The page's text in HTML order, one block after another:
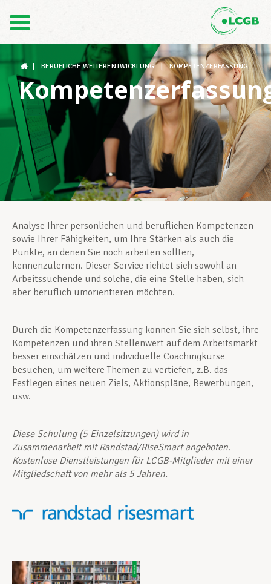
FR
DE
Der LCGB
Gewerkschaftsstrukturen
Unterstützung im Arbeitsalltag
Ihre Rechte
Berufliche Weiterentwicklung
Aktuell
BERUFLICHE WEITERENTWICKLUNG | KOMPETENZERFASSUNG
Analyse Ihrer persönlichen und beruflichen Kompetenzen
sowie Ihrer Fähigkeiten, um Ihre Stärken als auch die
Punkte, an denen Sie noch arbeiten sollten,
kennenzulernen. Dieser Service richtet sich sowohl an
Arbeitssuchende und solche, die eine Stelle haben, sich
aber beruflich umorientieren möchten.
Durch die Kompetenzerfassung können Sie sich selbst, ihre
Kompetenzen und ihren Stellenwert auf dem Arbeitsmarkt
besser einschätzen und individuelle Coachingkurse
besuchen, um weitere Themen zu vertiefen, z.B. das
Festlegen eines neuen Ziels, Aktionspläne, Bewerbungen,
usw.
Diese Schulung (5 Einzelsitzungen) wird in
Zusammenarbeit mit Randstad/RiseSmart angeboten.
Kostenlose Dienstleistungen für LCGB-Mitglieder mit einer
Mitgliedschaft von mehr als 5 Jahren.